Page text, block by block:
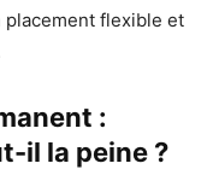
flexible et
:
il la peine ?